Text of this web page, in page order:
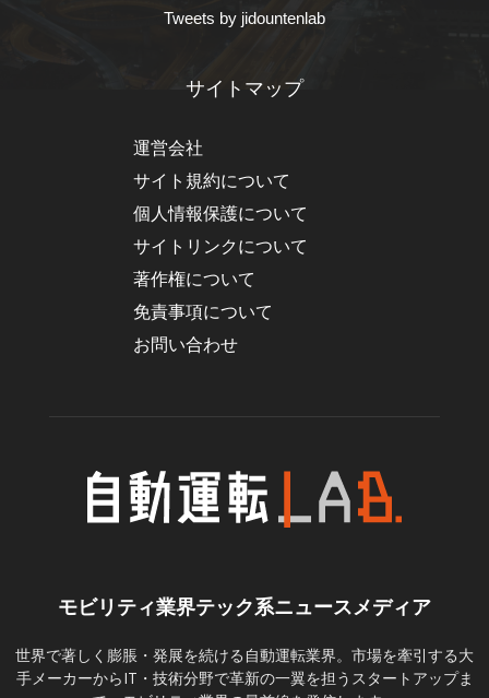
Tweets by jidountenlab
サイトマップ
運営会社
サイト規約について
個人情報保護について
サイトリンクについて
著作権について
免責事項について
お問い合わせ
モビリティ業界テック系ニュースメディア
世界で著しく膨脹・発展を続ける自動運転業界。市場を牽引する大
手メーカーからIT・技術分野で革新の一翼を担うスタートアップま